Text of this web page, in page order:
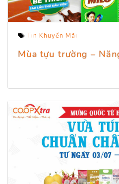
Tin Khuyến Mãi
Mùa tựu trường –